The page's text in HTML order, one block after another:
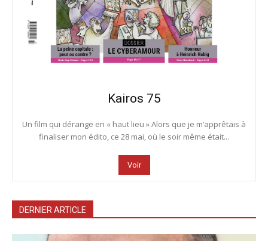
Kairos 75
Un film qui dérange en « haut lieu » Alors que je m’apprêtais à
finaliser mon édito, ce 28 mai, où le soir même était...
Voir
DERNIER ARTICLE